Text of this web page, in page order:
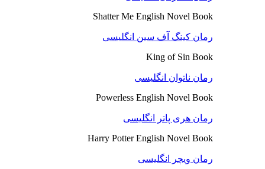
Shatter Me English Novel Book
رمان کینگ آف سین انگلیسی
King of Sin Book
رمان ناتوان انگلیسی
Powerless English Novel Book
رمان هری پاتر انگلیسی
Harry Potter English Novel Book
رمان ویچر انگلیسی